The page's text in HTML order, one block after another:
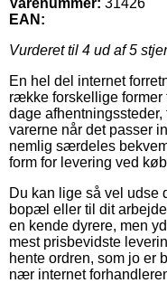
EAN:
Vurderet til 4 ud af 5
En hel del internet
række forskellige former
dage
varerne når det passer
nemlig særdeles
form for levering ved
Du kan lige så vel udse
bopæl eller til dit
en kende dyrere, men
mest prisbevidste
hente ordren, som jo er
nær internet